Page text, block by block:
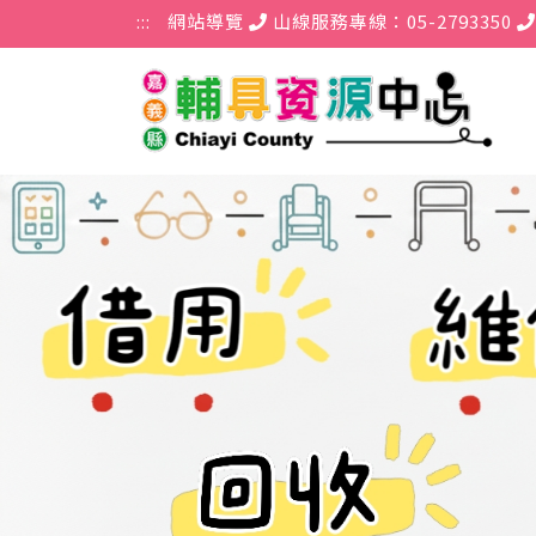
跳到主要內容區塊
::: 網站導覽 山線服務專線：05-2793350